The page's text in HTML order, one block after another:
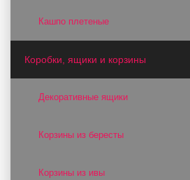
Кашпо плетеные
Коробки, ящики и корзины
Декоративные ящики
Корзины из бересты
Корзины из ивы